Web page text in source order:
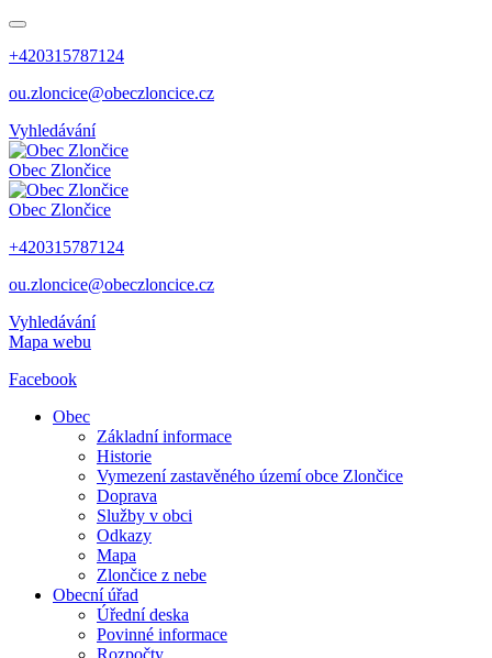
+420315787124
ou.zloncice@obeczloncice.cz
Vyhledávání
Obec Zlončice
Obec Zlončice
+420315787124
ou.zloncice@obeczloncice.cz
Vyhledávání
Mapa webu
Facebook
Obec
Základní informace
Historie
Vymezení zastavěného území obce Zlončice
Doprava
Služby v obci
Odkazy
Mapa
Zlončice z nebe
Obecní úřad
Úřední deska
Povinné informace
Rozpočty